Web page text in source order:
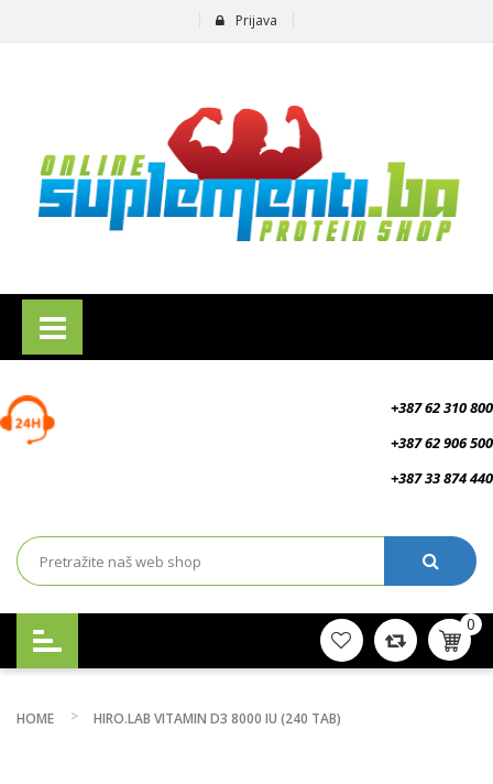
Prijava
+387 62 310 800
+387 62 906 500
+387 33 874 440
0
HOME HIRO.LAB VITAMIN D3 8000 IU (240 TAB)